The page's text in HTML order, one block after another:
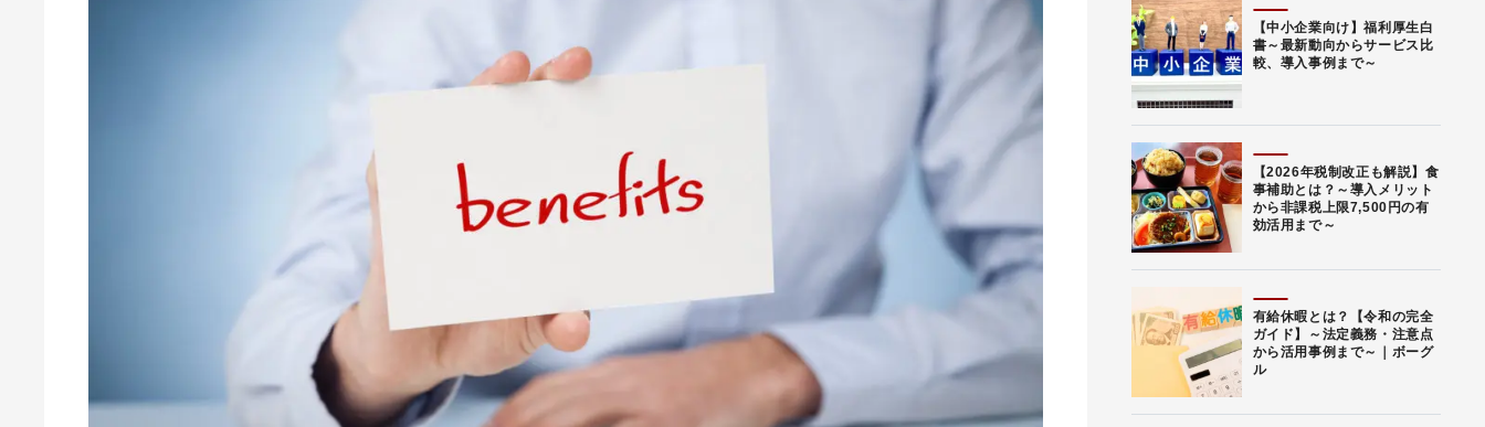
【中小企業向け】福利厚生白
書～最新動向からサービス比
較、導入事例まで～
【2026年税制改正も解説】食
事補助とは？～導入メリット
から非課税上限7,500円の有
効活用まで～
有給休暇とは？【令和の完全
ガイド】～法定義務・注意点
から活用事例まで～｜ボーグ
ル